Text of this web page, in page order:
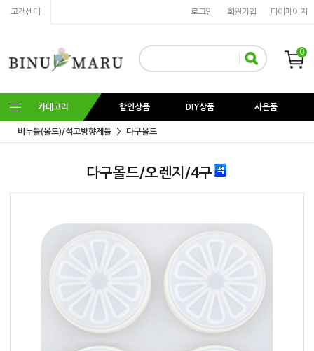
고객센터 마이페이지
회원가입
로그인
0
카테고리 할인상품 DIY상품 사은품
비누틀(몰드)/석고방향제틀 다구몰드
다구몰드/오렌지/4구